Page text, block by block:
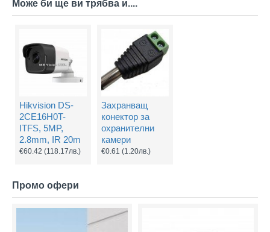
Може би ще ви трябва и....
Hikvision DS-
2CE16H0T-
ITFS, 5MP,
2.8mm, IR 20m
€60.42 (118.17лв.)
Захранващ
конектор за
охранителни
камери
€0.61 (1.20лв.)
Промо офери